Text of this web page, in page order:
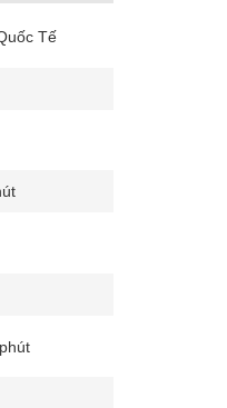
Tế